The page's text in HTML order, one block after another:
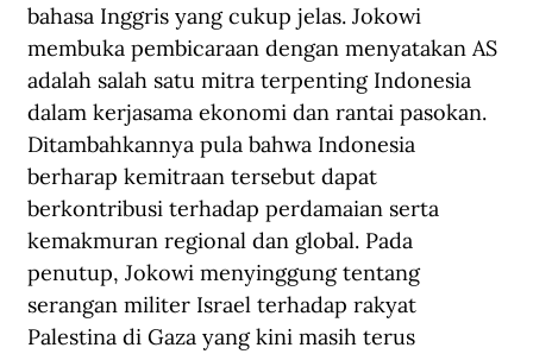
bahasa Inggris yang cukup jelas. Jokowi
membuka pembicaraan dengan menyatakan AS
adalah salah satu mitra terpenting Indonesia
dalam kerjasama ekonomi dan rantai pasokan.
Ditambahkannya pula bahwa Indonesia
berharap kemitraan tersebut dapat
berkontribusi terhadap perdamaian serta
kemakmuran regional dan global. Pada
penutup, Jokowi menyinggung tentang
serangan militer Israel terhadap rakyat
Palestina di Gaza yang kini masih terus